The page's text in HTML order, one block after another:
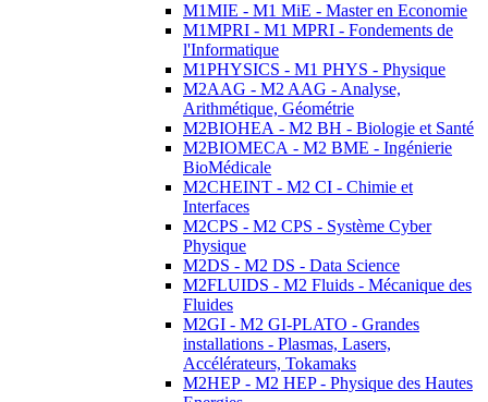
M1MIE - M1 MiE - Master en Economie
M1MPRI - M1 MPRI - Fondements de
l'Informatique
M1PHYSICS - M1 PHYS - Physique
M2AAG - M2 AAG - Analyse,
Arithmétique, Géométrie
M2BIOHEA - M2 BH - Biologie et Santé
M2BIOMECA - M2 BME - Ingénierie
BioMédicale
M2CHEINT - M2 CI - Chimie et
Interfaces
M2CPS - M2 CPS - Système Cyber
Physique
M2DS - M2 DS - Data Science
M2FLUIDS - M2 Fluids - Mécanique des
Fluides
M2GI - M2 GI-PLATO - Grandes
installations - Plasmas, Lasers,
Accélérateurs, Tokamaks
M2HEP - M2 HEP - Physique des Hautes